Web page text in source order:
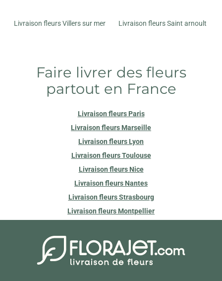
Livraison fleurs Villers sur mer Livraison fleurs Saint arnoult
Faire livrer des fleurs
partout en France
Livraison fleurs Paris
Livraison fleurs Marseille
Livraison fleurs Lyon
Livraison fleurs Toulouse
Livraison fleurs Nice
Livraison fleurs Nantes
Livraison fleurs Strasbourg
Livraison fleurs Montpellier